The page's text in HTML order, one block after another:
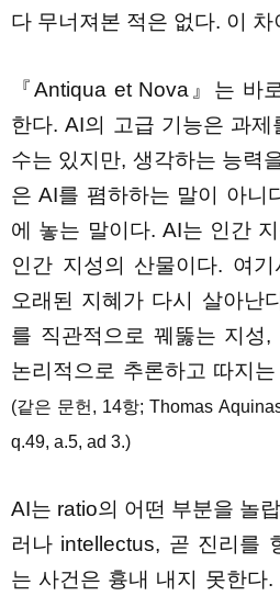
다 무너져본 적은 없다. 이
『Antiqua et Nova』는 바
한다. AI의 고급 기능은 과
수는 있지만, 생각하는 능력
은 AI를 폄하하는 말이 아니
에 놓는 말이다. AI는 인간
인간 지성의 산물이다. 여
오래된 지혜가 다시 살아난
를 직관적으로 꿰뚫는 지성
논리적으로 추론하고 따지
(같은 문헌, 14항; Thomas
q.49, a.5, ad 3.)
AI는 ratio의 어떤 부분을 놀
러나 intellectus, 곧 진리를
는 사건은 흉내 내지 못한다